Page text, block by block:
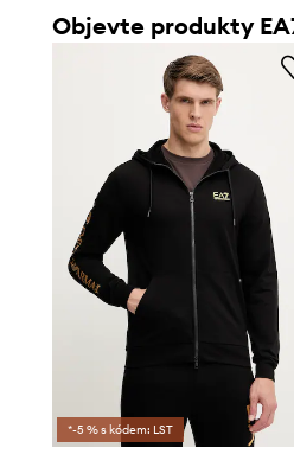
Objevte produkty
*-5 % s kódem: LST